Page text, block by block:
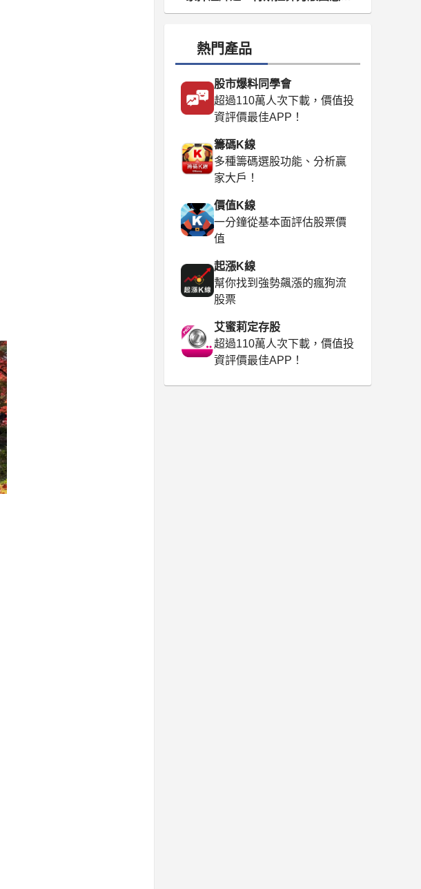
算？
熱門產品
股市爆料同學會
超過110萬人次下載，價值投
資評價最佳APP！
籌碼K線
多種籌碼選股功能、分析贏
家大戶！
價值K線
一分鐘從基本面評估股票價
值
起漲K線
幫你找到強勢飆漲的瘋狗流
股票
艾蜜莉定存股
超過110萬人次下載，價值投
資評價最佳APP！